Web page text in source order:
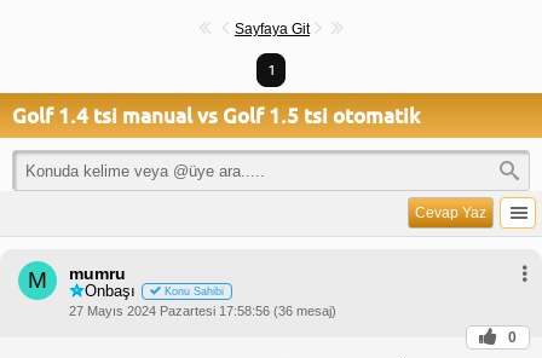
Sayfaya Git
1
Golf 1.4 tsi manual vs Golf 1.5 tsi otomatik
Cevap Yaz
M mumru
Onbaşı Konu Sahibi
27 Mayıs 2024 Pazartesi 17:58:56 (36 mesaj)
0